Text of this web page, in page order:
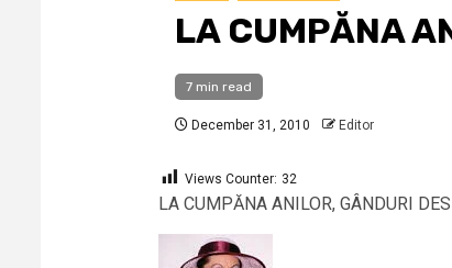
LA CUMPĂNA
7 min read
December 31, 2010 Editor
Views Counter: 32
LA CUMPĂNA ANILOR, GÂNDURI